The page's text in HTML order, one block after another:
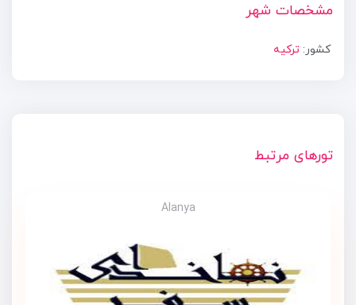
مشخصات شهر
کشور: ترکیه
تورهای مرتبط
Alanya